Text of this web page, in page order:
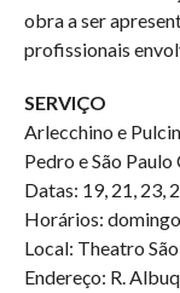
obra a ser
profissionais
SERVIÇO
Arlecchino e
Pedro e São
Datas: 19, 21, 23,
Horários:
Local: Theatro
Endereço: R.